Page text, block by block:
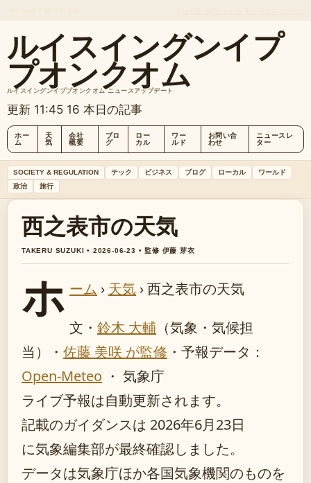
ルイスイングンイプ
プオンクオム
ルイスイングンイププオンクオム ニュースアップデート
更新 11:45 16 本日の記事
ホー
ム
天
気
会社
概要
ブロ
グ
ロー
カル
ワー
ルド
お問い合
わせ
ニュースレ
ター
SOCIETY & REGULATION テック ビジネス ブログ ローカル
ワールド
政治
旅行
西之表市の天気
TAKERU SUZUKI • 2026-06-23 • 監修 伊藤 芽衣
ホ ーム › 天気 ›西之表市の天気
文・ 鈴木 大輔 （気象・気候担
当）
・ 佐藤 美咲 が監修 ・ 予報データ：
Open-Meteo ・ 気象庁
ライブ予報は自動更新されます。
記載のガイダンスは 2026年6月23日
に気象編集部が最終確認しました。
データは気象庁ほか各国気象機関のものを